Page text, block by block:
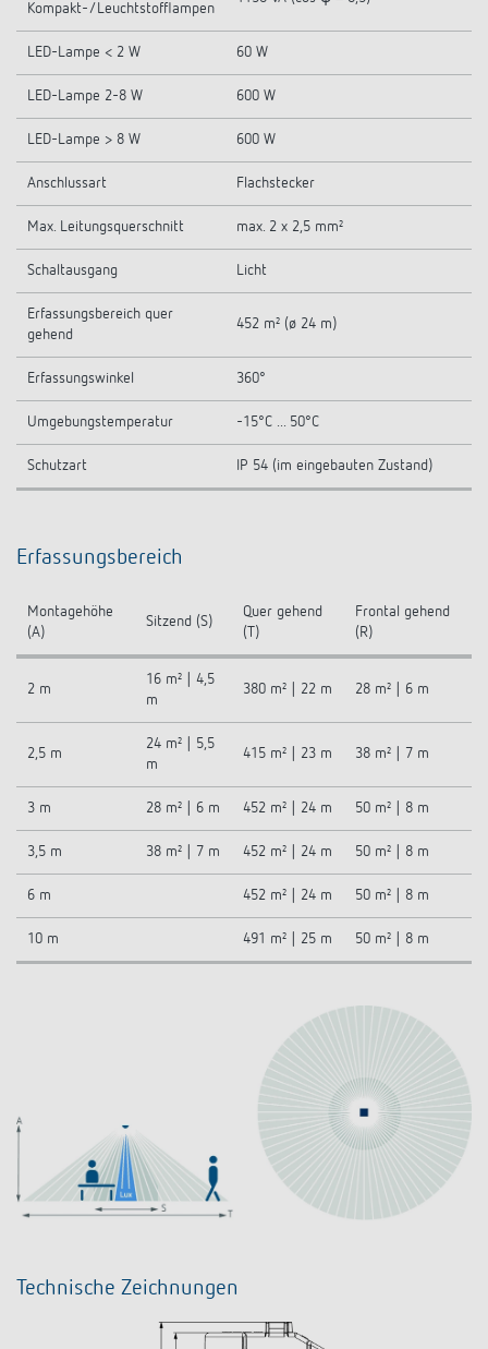
Kompakt-/Leuchtstofflampen
LED-Lampe < 2 W 60 W
LED-Lampe 2-8 W 600 W
LED-Lampe > 8 W 600 W
Anschlussart Flachstecker
Max. Leitungsquerschnitt max. 2 x 2,5 mm²
Schaltausgang Licht
Erfassungsbereich quer
gehend
452 m² (ø 24 m)
Erfassungswinkel 360°
Umgebungstemperatur -15°C ... 50°C
Schutzart IP 54 (im eingebauten Zustand)
Erfassungsbereich
Montagehöhe
(A)
Sitzend (S)
Quer gehend
(T)
Frontal gehend
(R)
2 m
16 m² | 4,5
m
380 m² | 22 m 28 m² | 6 m
2,5 m
24 m² | 5,5
m
415 m² | 23 m 38 m² | 7 m
3 m 28 m² | 6 m 452 m² | 24 m 50 m² | 8 m
3,5 m 38 m² | 7 m 452 m² | 24 m 50 m² | 8 m
6 m 452 m² | 24 m 50 m² | 8 m
10 m 491 m² | 25 m 50 m² | 8 m
Technische Zeichnungen